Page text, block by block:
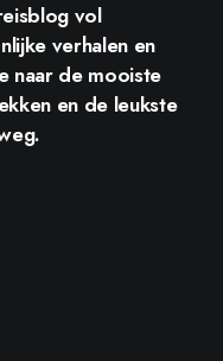
vol
verhalen en
naar de mooiste
en de leukste